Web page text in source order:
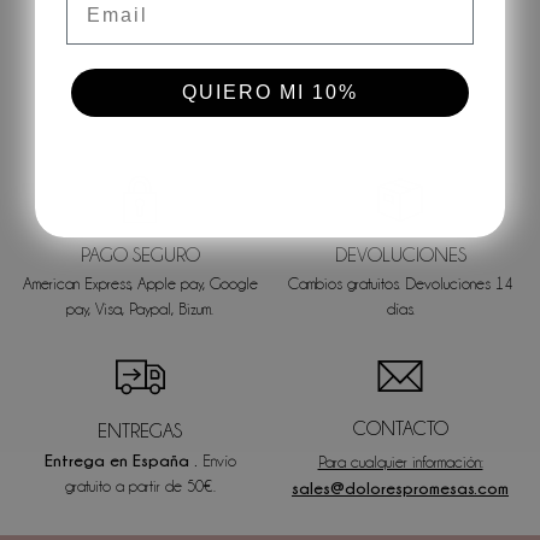
PAGO SEGURO
American Express, Apple pay, Google
pay, Visa, Paypal, Bizum.
DEVOLUCIONES
Cambios gratuitos. Devoluciones 14
días.
ENTREGAS
Entrega en España .
Envío
gratuito a partir de 50€.
CONTACTO
Para cualquier información:
sales@dolorespromesas.com
QUIERO MI 10%